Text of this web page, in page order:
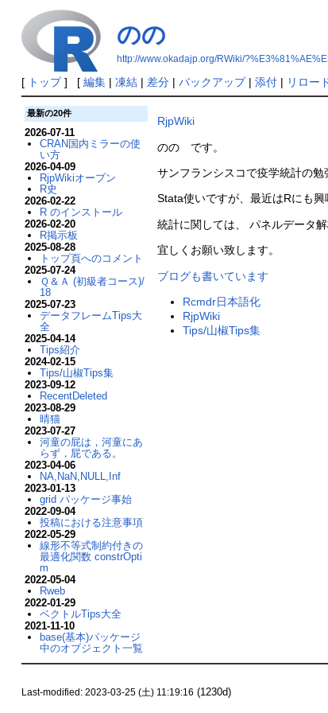
のの
http://www.okadajp.org/RWiki/
[ トップ] [ 編集| 凍結| 差分| バックアップ| 添付| リロー
RjpWiki
のの です。
サンフランシスコで疫学統計の勉
Stata使いですが、最近はRにも興
統計に関しては、 パネルデータ
宜しくお願い致します。
ブログも書いています
Rcmdr日本語化
RjpWiki
Tips/山椒Tips集
最新の20件
2026-07-11
CRAN国内ミラーの使
い方
2026-04-09
RjpWikiオープン
R史
2026-02-22
R のインストール
2026-02-20
R掲示板
2025-08-28
トップ頁へのコメント
2025-07-24
Ｑ＆Ａ (初級者コース)/
18
2025-07-23
データフレームTips大
全
2025-04-14
Tips紹介
2024-02-15
Tips/山椒Tips集
2023-09-12
RecentDeleted
2023-08-29
晴猫
2023-07-27
河童の屁は，河童にあ
らず，屁である。
2023-04-06
NA,NaN,NULL,Inf
2023-01-13
grid パッケージ事始
2022-09-04
投稿における注意事項
2022-05-29
線形不等式制約付きの
最適化関数 constrOpti
m
2022-05-04
Rweb
2022-01-29
ベクトルTips大全
2021-11-10
base(基本)パッケージ
中のオブジェクト一覧
Last-modified: 2023-03-25 (土) 11:19:16 (1230d)